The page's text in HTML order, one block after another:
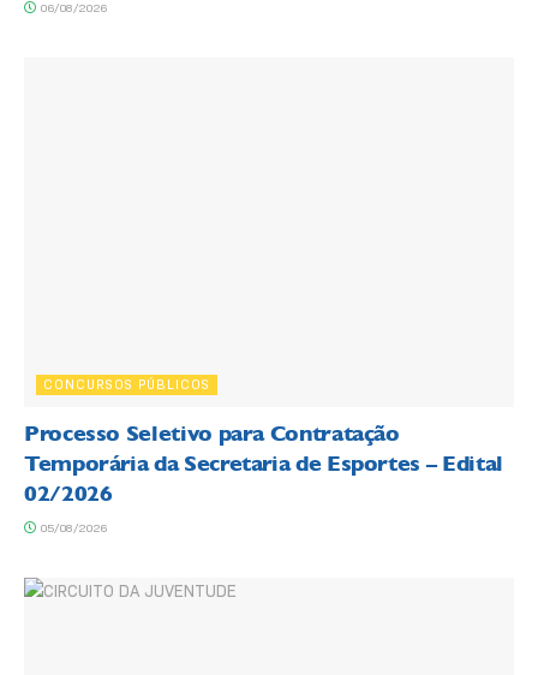
06/08/2026
CONCURSOS PÚBLICOS
Processo Seletivo para Contratação
Temporária da Secretaria de Esportes – Edital
02/2026
05/08/2026